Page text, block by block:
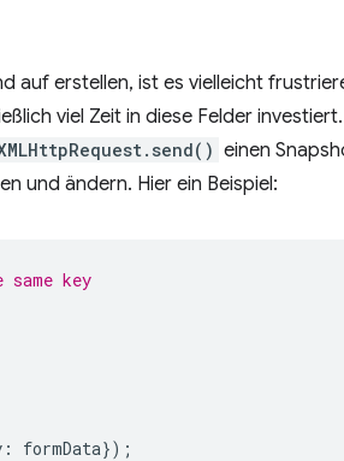
auf erstellen, ist es vielleicht
viel Zeit in diese Felder
einen
und ändern. Hier ein Beispiel:
key
: formData});